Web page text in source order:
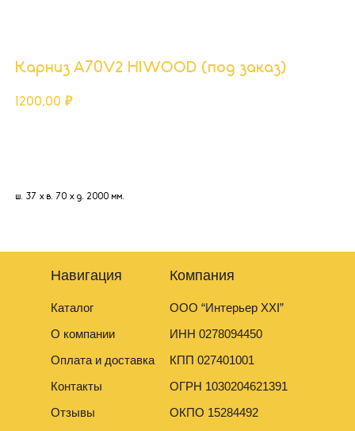
Карниз A70V2 HIWOOD (под заказ)
1200,00 ₽
ш. 37 х в. 70 х д. 2000 мм.
Навигация
Каталог
О компании
Оплата и доставка
Контакты
Отзывы
Компания
ООО “Интерьер XXI”
ИНН 0278094450
КПП 027401001
ОГРН 1030204621391
ОКПО 15284492